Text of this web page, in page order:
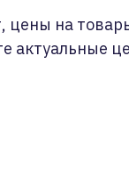
цены на